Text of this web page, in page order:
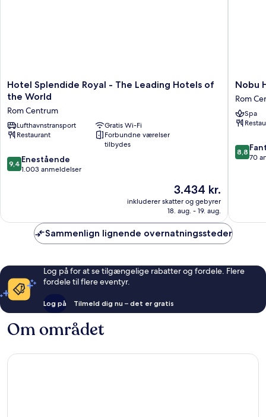
Hotel
Splendide
-
The
Leading
of
the
Hotel Splendide Royal - The Leading Hotels of
the World
Rom Centrum
Lufthavnstransport
Gratis Wi-Fi
Restaurant
Forbundne værelser
tilbydes
9.4
ud
anmeldelser
9,4 Enestående
1.003 anmeldelser
Prisen
er
3.434 kr.
3.434 kr.
inkluderer skatter og gebyrer
18. aug. - 19. aug.
Nobu
Hotel
Roma
Rom
Nobu
Rom
Spa
8.8
ud
8,8
70
Sammenlign lignende overnatningssteder
Log på for at se tilgængelige rabatter og fordele. Flere
fordele til flere eventyr.
Log på Tilmeld dig nu – det er gratis
Om området